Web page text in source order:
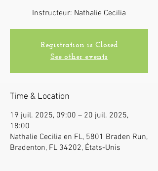
Instructeur: Nathalie Cecilia
Registration is Closed
See other events
Time & Location
19 juil. 2025, 09:00 – 20 juil. 2025,
18:00
Nathalie Cecilia en FL, 5801 Braden Run,
Bradenton, FL 34202, États-Unis